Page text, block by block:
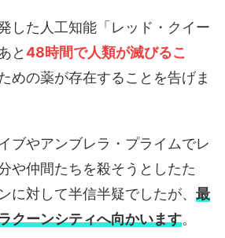
した人工知能「レッド・クイー
と48時間で人類が滅びるこ
めの薬が存在することを告げま
ブやアンブレラ・プライムでレ
や仲間たちを殺そうとしたた
に対して半信半疑でしたが、 最
クーンシティへ向かいます。